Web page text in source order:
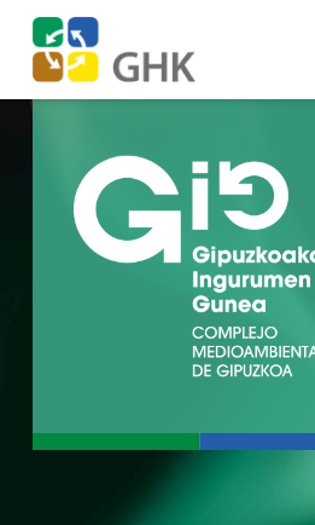
Indize nagusira jo
Edukietara jo